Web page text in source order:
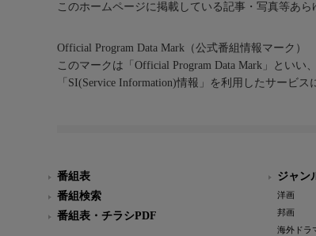
このホームページに掲載している記事・写真等あら
Official Program Data Mark（公式番組情報マーク）
このマークは「Official Program Data Mark」といい
「SI(Service Information)情報」を利用したサービ
番組表
番組検索
番組表・チラシPDF
ジャン
洋画
邦画
海外ドラ